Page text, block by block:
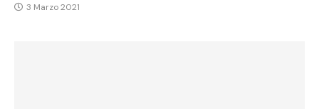
3 Marzo 2021